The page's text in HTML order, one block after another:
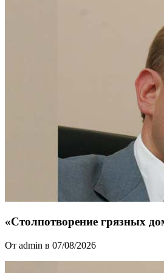
«Столпотворение грязных
От admin в 07/08/2026